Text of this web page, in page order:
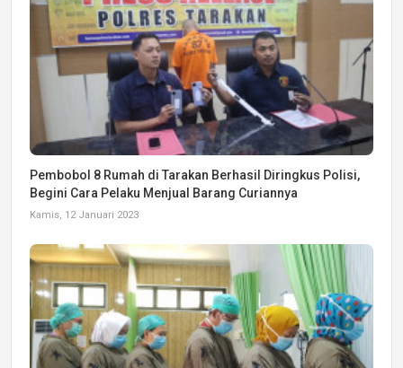
Pembobol 8 Rumah di Tarakan Berhasil Diringkus Polisi,
Begini Cara Pelaku Menjual Barang Curiannya
Kamis, 12 Januari 2023